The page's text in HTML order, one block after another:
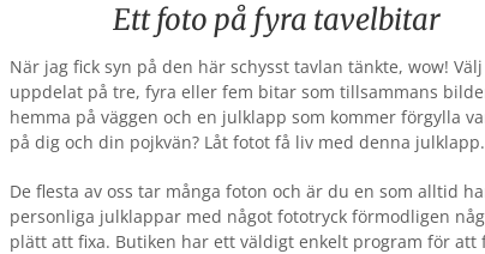
Ett foto på fyra tavelbitar
När jag fick syn på den här schysst tavlan tänkte, wow!
uppdelat på tre, fyra eller fem bitar som tillsammans
hemma på väggen och en julklapp som kommer förgylla
på dig och din pojkvän? Låt fotot få liv med denna julklapp.
De flesta av oss tar många foton och är du en som alltid
personliga julklappar med något fototryck förmodligen
plätt att fixa. Butiken har ett väldigt enkelt program för